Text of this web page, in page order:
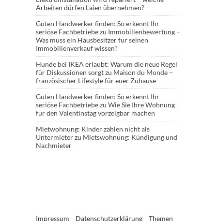
Arbeiten dürfen Laien übernehmen?
Guten Handwerker finden: So erkennt Ihr
seriöse Fachbetriebezu Immobilienbewertung –
Was muss ein Hausbesitzer für seinen
Immobilienverkauf wissen?
Hunde bei IKEA erlaubt: Warum die neue Regel
für Diskussionen sorgtzu Maison du Monde –
französischer Lifestyle für euer Zuhause
Guten Handwerker finden: So erkennt Ihr
seriöse Fachbetriebezu Wie Sie Ihre Wohnung
für den Valentinstag vorzeigbar machen
Mietwohnung: Kinder zählen nicht als
Untermieterzu Mietswohnung: Kündigung und
Nachmieter
Impressum Datenschutzerklärung Themen